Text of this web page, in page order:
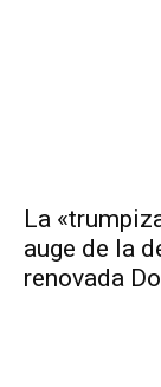
La
auge de la
renovada